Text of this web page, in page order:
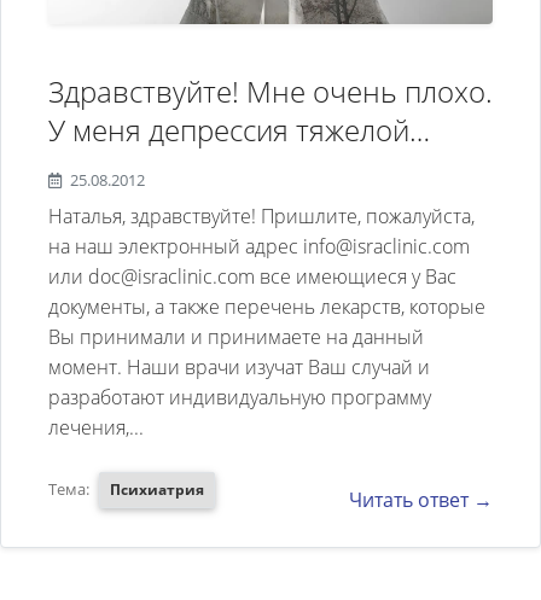
Здравствуйте! Мне очень плохо.
У меня депрессия тяжелой
формы. Также панические атаки
и головные боли. Проходила
лечение в двух клиниках в
Москве с применением сильных
антидепресантов но мне все
хуже. Скажите чем вы можете
помочь. И преблизительную
стоимость лечения у Вас
25.08.2012
Наталья, здравствуйте! Пришлите, пожалуйста,
на наш электронный адрес info@israclinic.com
или doc@israclinic.com все имеющиеся у Вас
документы, а также перечень лекарств, которые
Вы принимали и принимаете на данный
момент. Наши врачи изучат Ваш случай и
разработают индивидуальную программу
лечения,...
Тема: Психиатрия Читать ответ →